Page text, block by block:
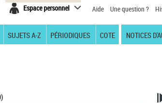
Espace personnel Aide Une question ?
SUJETS A-Z PÉRIODIQUES COTE NOTICES
)